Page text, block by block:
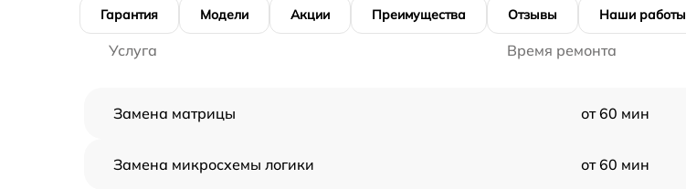
Гарантия Модели Акции Преимущества Отзывы Наши работы
Услуга Время ремонта
Замена матрицы от 60 мин
Замена микросхемы логики от 60 мин